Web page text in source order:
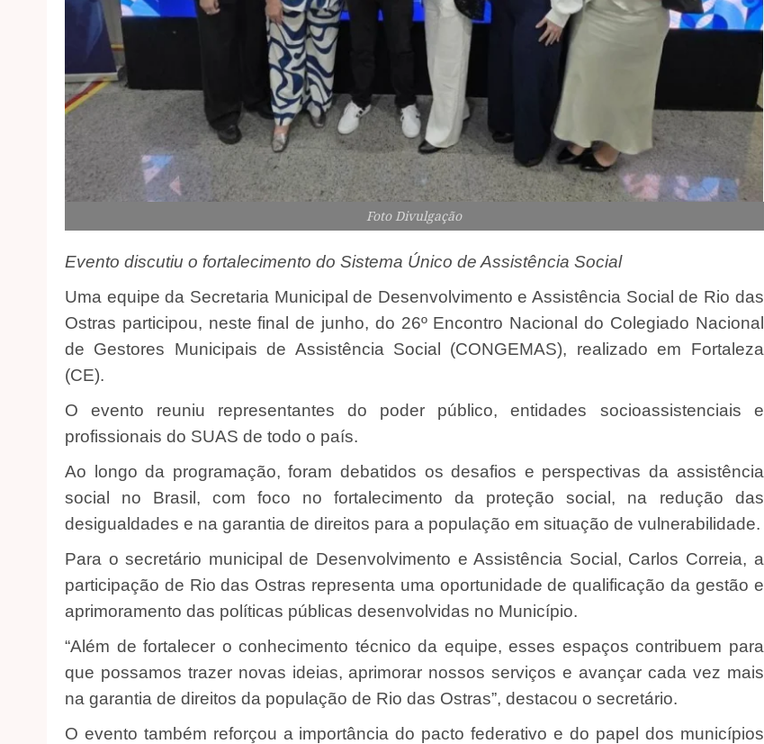
Foto Divulgação
Evento discutiu o fortalecimento do Sistema Único de Assistência Social
Uma equipe da Secretaria Municipal de Desenvolvimento e Assistência Social de Rio das
Ostras participou, neste final de junho, do 26º Encontro Nacional do Colegiado Nacional
de Gestores Municipais de Assistência Social (CONGEMAS), realizado em Fortaleza
(CE).
O evento reuniu representantes do poder público, entidades socioassistenciais e
profissionais do SUAS de todo o país.
Ao longo da programação, foram debatidos os desafios e perspectivas da assistência
social no Brasil, com foco no fortalecimento da proteção social, na redução das
desigualdades e na garantia de direitos para a população em situação de vulnerabilidade.
Para o secretário municipal de Desenvolvimento e Assistência Social, Carlos Correia, a
participação de Rio das Ostras representa uma oportunidade de qualificação da gestão e
aprimoramento das políticas públicas desenvolvidas no Município.
“Além de fortalecer o conhecimento técnico da equipe, esses espaços contribuem para
que possamos trazer novas ideias, aprimorar nossos serviços e avançar cada vez mais
na garantia de direitos da população de Rio das Ostras”, destacou o secretário.
O evento também reforçou a importância do pacto federativo e do papel dos municípios